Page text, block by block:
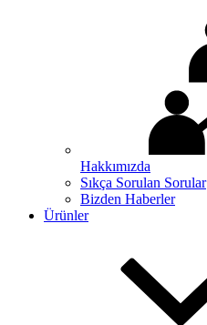
Hakkımızda
Sıkça Sorulan Sorular
Bizden Haberler
Ürünler